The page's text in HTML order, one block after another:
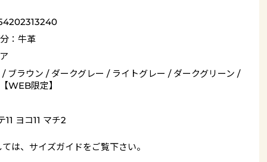
：牛革
/ ブラウン / ダークグレー / ライトグレー / ダークグリーン /
WEB限定】
11 ヨコ11 マチ2
は、 サイズガイドをご覧下さい。